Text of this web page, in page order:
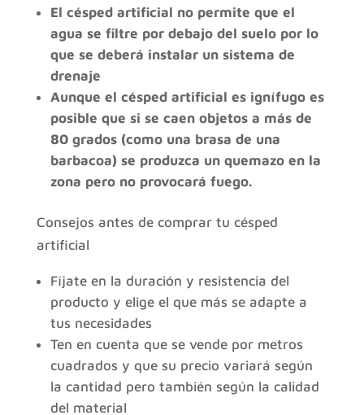
El césped artificial no permite que el
agua se filtre por debajo del suelo por lo
que se deberá instalar un sistema de
drenaje
Aunque el césped artificial es ignífugo es
posible que si se caen objetos a más de
80 grados (como una brasa de una
barbacoa) se produzca un quemazo en la
zona pero no provocará fuego.
Consejos antes de comprar tu césped
artificial
Fíjate en la duración y resistencia del
producto y elige el que más se adapte a
tus necesidades
Ten en cuenta que se vende por metros
cuadrados y que su precio variará según
la cantidad pero también según la calidad
del material